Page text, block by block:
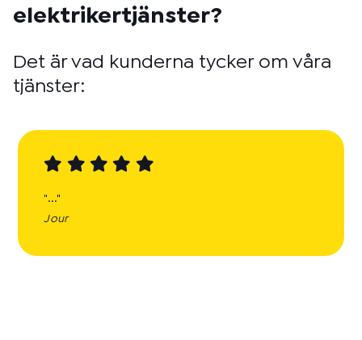
elektrikertjänster?
Det är vad kunderna tycker om våra
tjänster:
"..."
Jour